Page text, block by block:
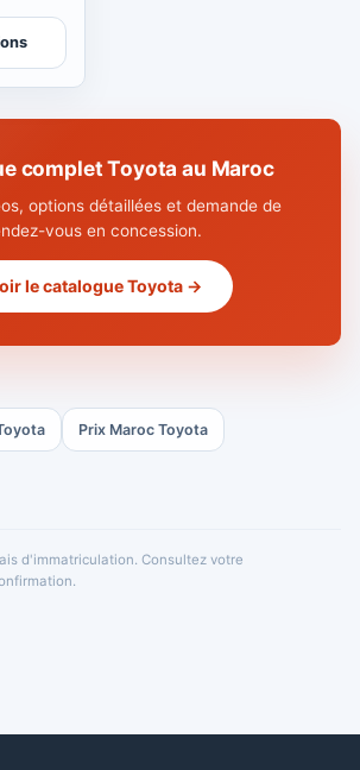
complet Toyota au Maroc
options détaillées et demande de
vous en concession.
le catalogue Toyota →
Prix Maroc Toyota
d'immatriculation. Consultez votre